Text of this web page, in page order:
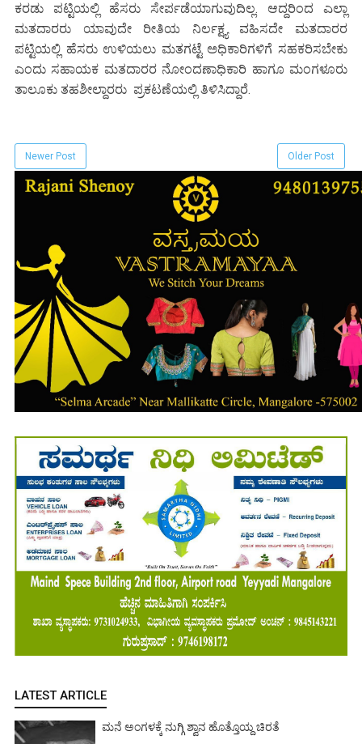
ಕರಡು ಪಟ್ಟಿಯಲ್ಲಿ ಹೆಸರು ಸೇರ್ಪಡೆಯಾಗುವುದಿಲ್ಲ. ಆದ್ದರಿಂದ ಎಲ್ಲಾ
ಮತದಾರರು ಯಾವುದೇ ರೀತಿಯ ನಿರ್ಲಕ್ಷ್ಯ ವಹಿಸದೇ ಮತದಾರರ
ಪಟ್ಟಿಯಲ್ಲಿ ಹೆಸರು ಉಳಿಯಲು ಮತಗಟ್ಟೆ ಅಧಿಕಾರಿಗಳಿಗೆ ಸಹಕರಿಸಬೇಕು
ಎಂದು ಸಹಾಯಕ ಮತದಾರರ ನೋಂದಣಾಧಿಕಾರಿ ಹಾಗೂ ಮಂಗಳೂರು
ತಾಲೂಕು ತಹಶೀಲ್ದಾರರು ಪ್ರಕಟಣೆಯಲ್ಲಿ ತಿಳಿಸಿದ್ದಾರೆ.
Newer Post Older Post
LATEST ARTICLE
ಮನೆ ಅಂಗಳಕ್ಕೆ ನುಗ್ಗಿ ಶ್ವಾನ ಹೊತ್ತೊಯ್ದ ಚಿರತೆ